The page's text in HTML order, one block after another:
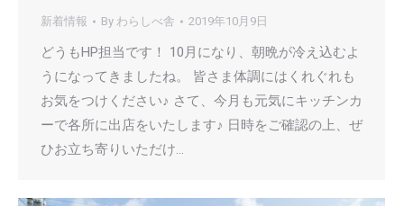
新着情報 By わらしべ舎 2019年10月9日
どうもHP担当です！ 10月になり、朝晩が冷え込むよ
うになってきましたね。 皆さま体調にはくれぐれも
お気をつけください♪ さて、今月も元気にキッチンカ
ーで各所に出店をいたします♪ 日時をご確認の上、ぜ
ひお立ち寄りいただけ…